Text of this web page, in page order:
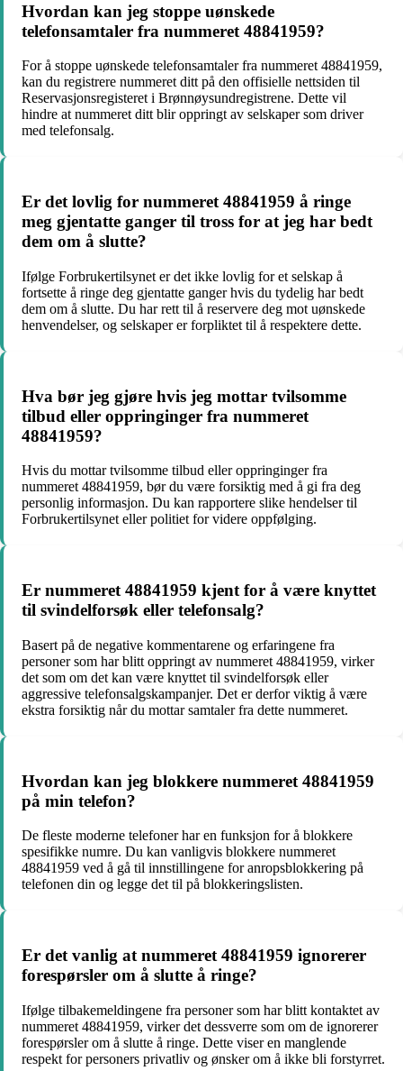
Hvordan kan jeg stoppe uønskede
telefonsamtaler fra nummeret 48841959?
For å stoppe uønskede telefonsamtaler fra nummeret 48841959,
kan du registrere nummeret ditt på den offisielle nettsiden til
Reservasjonsregisteret i Brønnøysundregistrene. Dette vil
hindre at nummeret ditt blir oppringt av selskaper som driver
med telefonsalg.
Er det lovlig for nummeret 48841959 å ringe
meg gjentatte ganger til tross for at jeg har bedt
dem om å slutte?
Ifølge Forbrukertilsynet er det ikke lovlig for et selskap å
fortsette å ringe deg gjentatte ganger hvis du tydelig har bedt
dem om å slutte. Du har rett til å reservere deg mot uønskede
henvendelser, og selskaper er forpliktet til å respektere dette.
Hva bør jeg gjøre hvis jeg mottar tvilsomme
tilbud eller oppringinger fra nummeret
48841959?
Hvis du mottar tvilsomme tilbud eller oppringinger fra
nummeret 48841959, bør du være forsiktig med å gi fra deg
personlig informasjon. Du kan rapportere slike hendelser til
Forbrukertilsynet eller politiet for videre oppfølging.
Er nummeret 48841959 kjent for å være knyttet
til svindelforsøk eller telefonsalg?
Basert på de negative kommentarene og erfaringene fra
personer som har blitt oppringt av nummeret 48841959, virker
det som om det kan være knyttet til svindelforsøk eller
aggressive telefonsalgskampanjer. Det er derfor viktig å være
ekstra forsiktig når du mottar samtaler fra dette nummeret.
Hvordan kan jeg blokkere nummeret 48841959
på min telefon?
De fleste moderne telefoner har en funksjon for å blokkere
spesifikke numre. Du kan vanligvis blokkere nummeret
48841959 ved å gå til innstillingene for anropsblokkering på
telefonen din og legge det til på blokkeringslisten.
Er det vanlig at nummeret 48841959 ignorerer
forespørsler om å slutte å ringe?
Ifølge tilbakemeldingene fra personer som har blitt kontaktet av
nummeret 48841959, virker det dessverre som om de ignorerer
forespørsler om å slutte å ringe. Dette viser en manglende
respekt for personers privatliv og ønsker om å ikke bli forstyrret.